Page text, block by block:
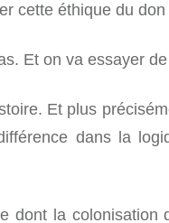
cette éthique du
Et on va essayer
Et plus
dans la
dont la colonisation